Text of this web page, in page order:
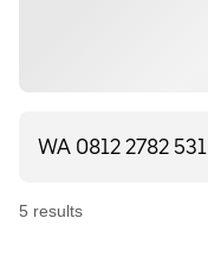
5 results